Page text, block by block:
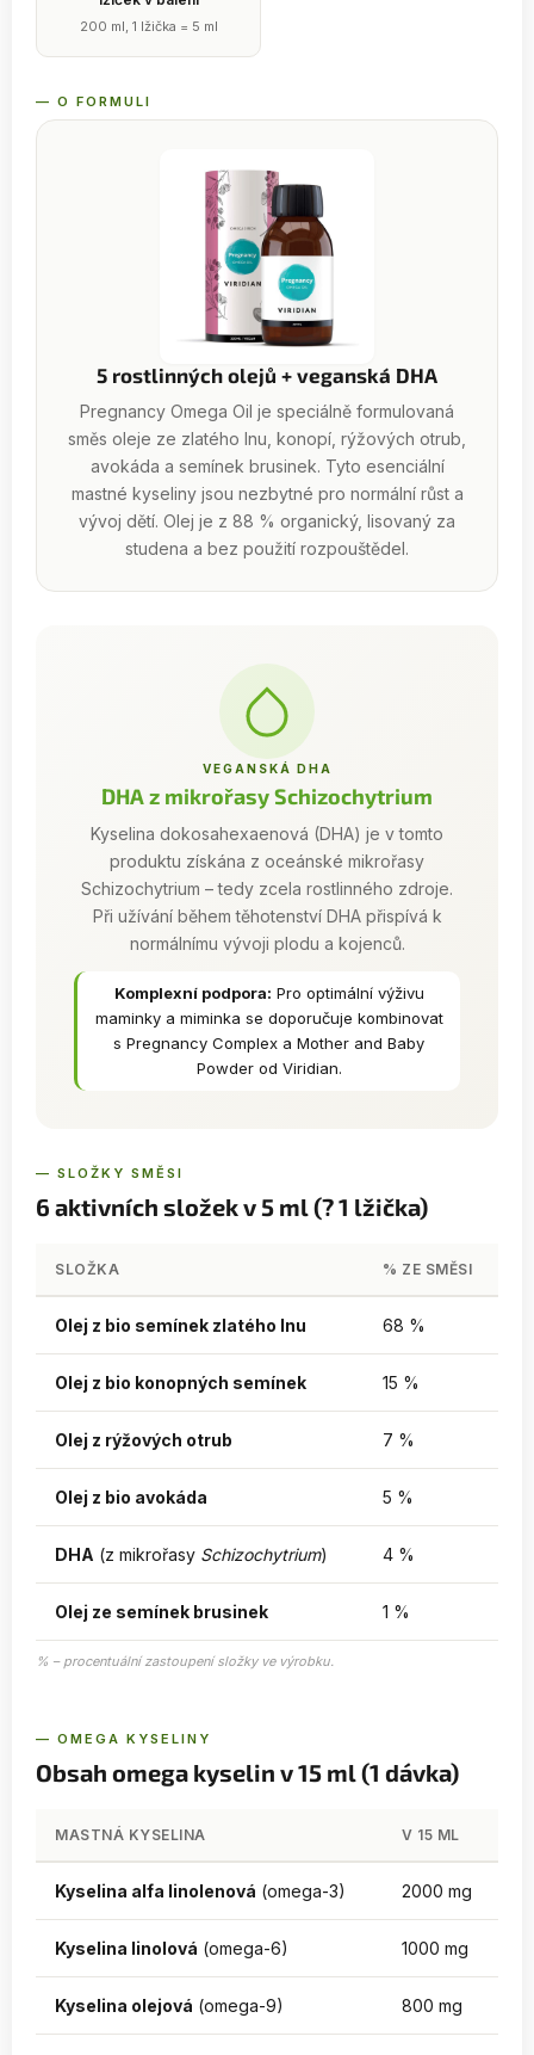
200 ml, 1 lžička = 5 ml
— O FORMULI
5 rostlinných olejů + veganská DHA
Pregnancy Omega Oil je speciálně formulovaná
směs oleje ze zlatého lnu, konopí, rýžových otrub,
avokáda a semínek brusinek. Tyto esenciální
mastné kyseliny jsou nezbytné pro normální růst a
vývoj dětí. Olej je z 88 % organický, lisovaný za
studena a bez použití rozpouštědel.
VEGANSKÁ DHA
DHA z mikrořasy Schizochytrium
Kyselina dokosahexaenová (DHA) je v tomto
produktu získána z oceánské mikrořasy
Schizochytrium – tedy zcela rostlinného zdroje.
Při užívání během těhotenství DHA přispívá k
normálnímu vývoji plodu a kojenců.
Komplexní podpora: Pro optimální výživu
maminky a miminka se doporučuje kombinovat
s Pregnancy Complex a Mother and Baby
Powder od Viridian.
— SLOŽKY SMĚSI
6 aktivních složek v 5 ml (? 1 lžička)
SLOŽKA % ZE SMĚSI
Olej z bio semínek zlatého lnu 68 %
Olej z bio konopných semínek 15 %
Olej z rýžových otrub 7 %
Olej z bio avokáda 5 %
DHA (z mikrořasy Schizochytrium) 4 %
Olej ze semínek brusinek 1 %
% – procentuální zastoupení složky ve výrobku.
— OMEGA KYSELINY
Obsah omega kyselin v 15 ml (1 dávka)
MASTNÁ KYSELINA V 15 ML
Kyselina alfa linolenová (omega-3) 2000 mg
Kyselina linolová (omega-6) 1000 mg
Kyselina olejová (omega-9) 800 mg